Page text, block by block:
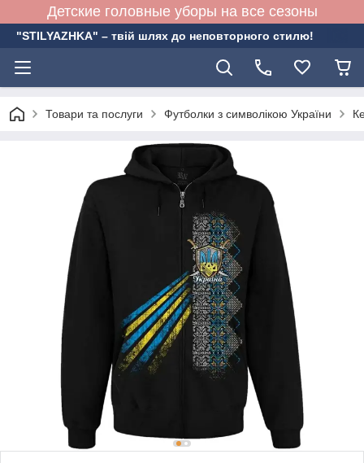
Детские головные уборы на все сезоны
"STILYAZHKA" – твій шлях до неповторного стилю!
Товари та послуги Футболки з символікою України